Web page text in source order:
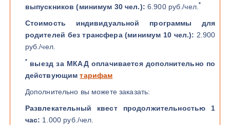
выпускников (минимум 30 чел.): 6.900 руб./чел.*
Стоимость индивидуальной программы для
родителей без трансфера (минимум 10 чел.): 2.900
руб./чел.
*выезд за МКАД оплачивается дополнительно по
действующимтарифам
Дополнительно вы можете заказать:
Развлекательный квест продолжительностью 1
час: 1.000 руб./чел.